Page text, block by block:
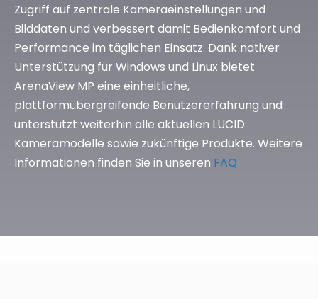
Zugriff auf zentrale Kameraeinstellungen und
Bilddaten und verbessert damit Bedienkomfort und
Performance im täglichen Einsatz. Dank nativer
Unterstützung für Windows und Linux bietet
ArenaView MP eine einheitliche,
plattformübergreifende Benutzererfahrung und
unterstützt weiterhin alle aktuellen LUCID
Kameramodelle sowie zukünftige Produkte. Weitere
Informationen finden Sie in unseren FAQ